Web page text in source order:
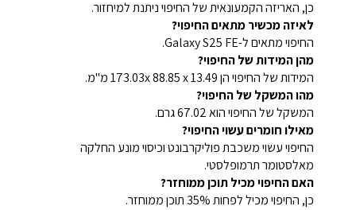
כן, האריזה הקמעונאית של החיפוי ניתנת למיחזור.
לאיזה מכשיר מתאים החיפוי?
החיפוי מתאים ל-Galaxy S25 FE.
מהן המידות של החיפוי?
המידות של החיפוי הן 173.03x 88.85 x 13.49 מ"מ.
מהו המשקל של החיפוי?
המשקל של החיפוי הוא 67.02 גרם.
מאילו חומרים עשוי החיפוי?
החיפוי עשוי משכבת פוליקרבונט וכיסוי מונע החלקה
מאלסטומר תרמופלסטי.
האם החיפוי מכיל תוכן ממוחזר?
כן, החיפוי מכיל לפחות 35% תוכן ממוחזר.